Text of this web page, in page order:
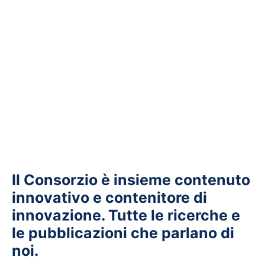
Il Consorzio è insieme contenuto
innovativo e contenitore di
innovazione. Tutte le ricerche e
le pubblicazioni che parlano di
noi.